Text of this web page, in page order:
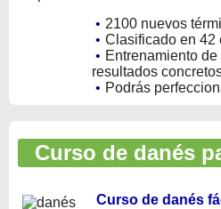
• 2100 nuevos
• Clasificado en 42
• Entrenamiento
resultados
• Podrás
Curso de danés
Curso de danés